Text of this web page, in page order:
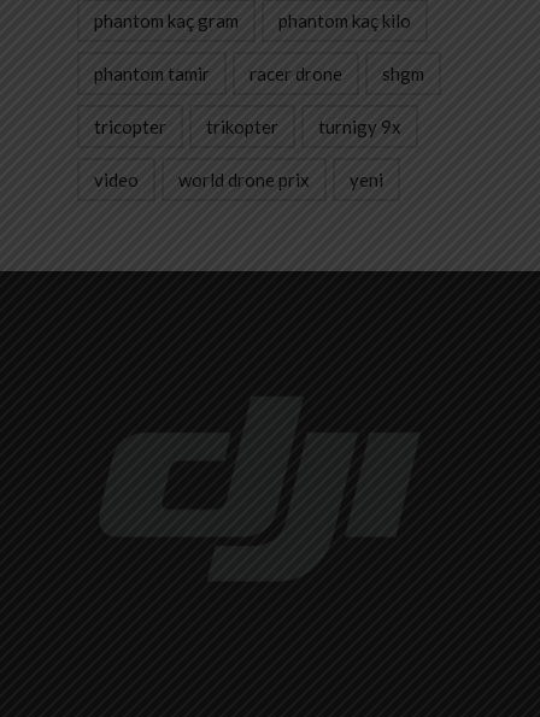
phantom kaç gram phantom kaç kilo
phantom tamir racer drone shgm
tricopter trikopter turnigy 9x
video world drone prix yeni